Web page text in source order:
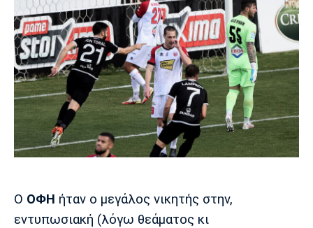
Μουσική
Πολιτισμός
Στήλες
Τραγούδια
Cine Spot
Running
Media
Πρόγραμμα TV
Ιωνικός Κηφισιά Πανσερραϊκός
Ο ΟΦΗ ήταν ο μεγάλος νικητής στην,
εντυπωσιακή (λόγω θεάματος κι